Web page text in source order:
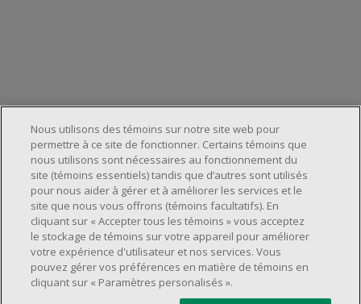
À propos de nous
À propos
Carrières
Emplacements et services
Localisateur de magasins
Relation avec les investisseurs
Service à la clientèle
Foire aux questions
Nous utilisons des témoins sur notre site web pour
permettre à ce site de fonctionner. Certains témoins que
nous utilisons sont nécessaires au fonctionnement du
site (témoins essentiels) tandis que d’autres sont utilisés
pour nous aider à gérer et à améliorer les services et le
site que nous vous offrons (témoins facultatifs). En
cliquant sur « Accepter tous les témoins » vous acceptez
le stockage de témoins sur votre appareil pour améliorer
votre expérience d'utilisateur et nos services. Vous
pouvez gérer vos préférences en matière de témoins en
cliquant sur « Paramètres personalisés ».